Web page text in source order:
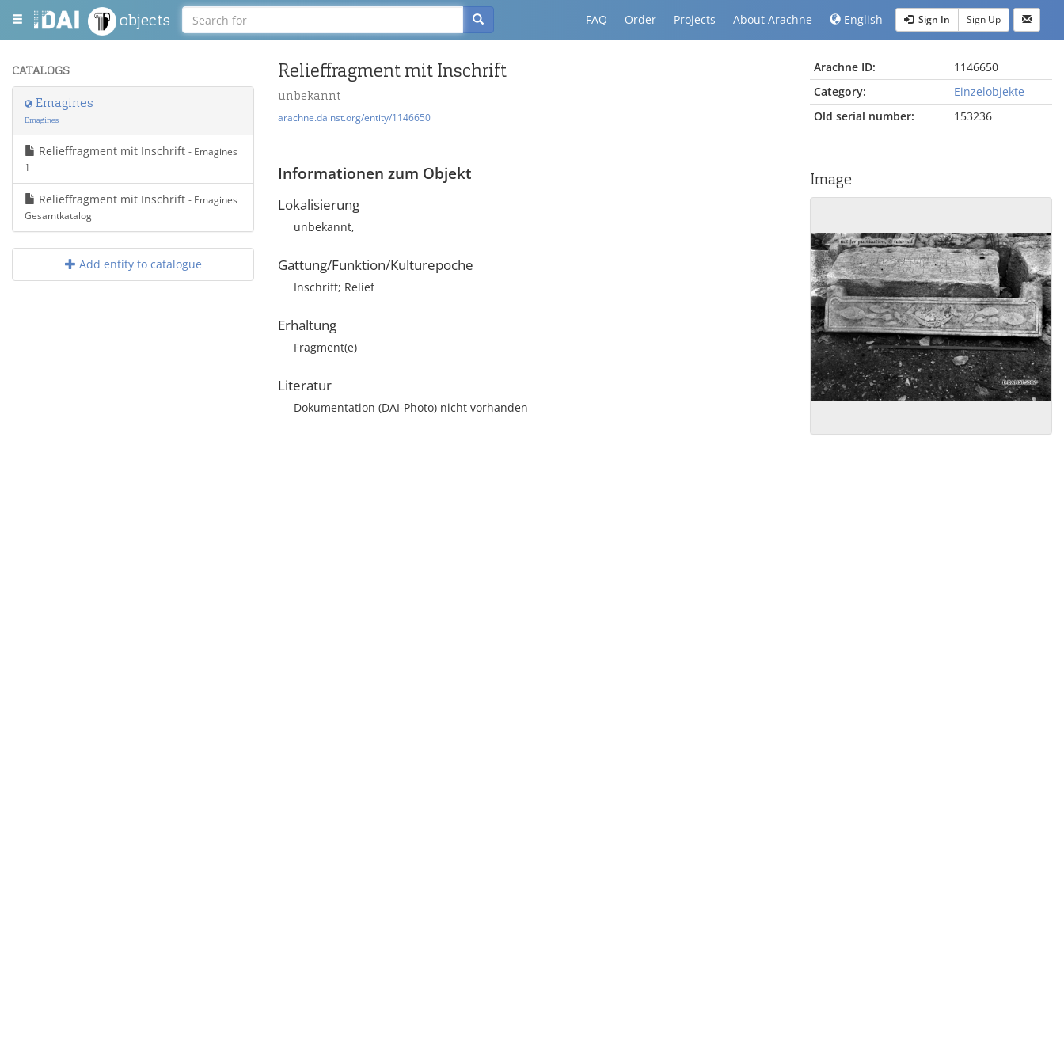
objects FAQ Order Projects About Arachne English Sign In Sign Up
CATALOGS
Emagines
Emagines
Relieffragment mit Inschrift - Emagines
1
Relieffragment mit Inschrift - Emagines
Gesamtkatalog
Add entity to catalogue
Relieffragment mit Inschrift
unbekannt
arachne.dainst.org/entity/1146650
Arachne ID:
1146650
Category:
Einzelobjekte
Old serial number:
153236
Informationen zum Objekt
Lokalisierung
unbekannt,
Gattung/Funktion/Kulturepoche
Inschrift; Relief
Erhaltung
Fragment(e)
Literatur
Dokumentation (DAI-Photo) nicht vorhanden
Image